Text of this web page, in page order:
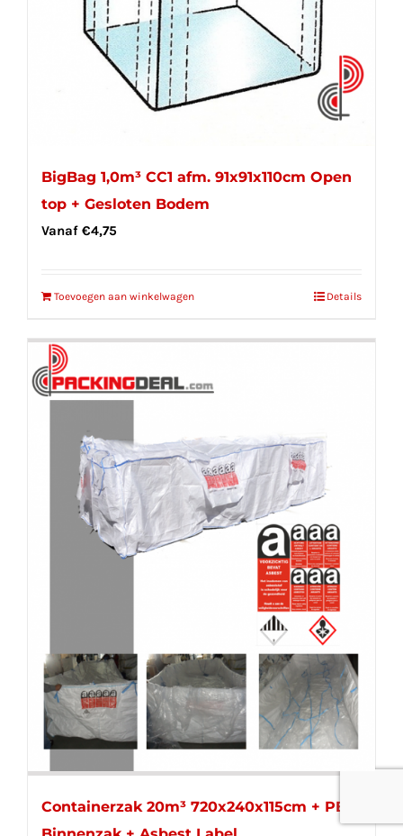
BigBag 1,0m³ CC1 afm. 91x91x110cm Open
top + Gesloten Bodem
Vanaf €4,75
Toevoegen aan winkelwagen Details
Containerzak 20m³ 720x240x115cm + PE-